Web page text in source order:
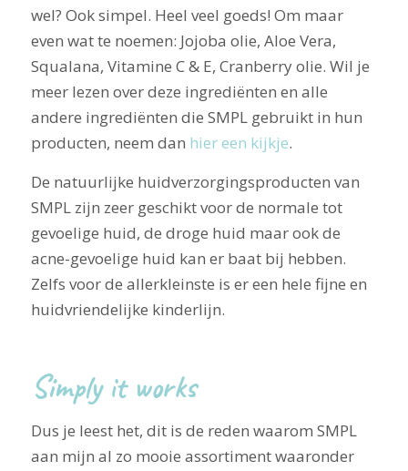
wel? Ook simpel. Heel veel goeds! Om maar
even wat te noemen: Jojoba olie, Aloe Vera,
Squalana, Vitamine C & E, Cranberry olie. Wil je
meer lezen over deze ingrediënten en alle
andere ingrediënten die SMPL gebruikt in hun
producten, neem dan hier een kijkje.
De natuurlijke huidverzorgingsproducten van
SMPL zijn zeer geschikt voor de normale tot
gevoelige huid, de droge huid maar ook de
acne-gevoelige huid kan er baat bij hebben.
Zelfs voor de allerkleinste is er een hele fijne en
huidvriendelijke kinderlijn.
Simply it works
Dus je leest het, dit is de reden waarom SMPL
aan mijn al zo mooie assortiment waaronder